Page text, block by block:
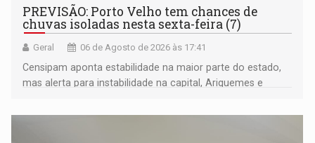
PREVISÃO: Porto Velho tem chances de
chuvas isoladas nesta sexta-feira (7)
Geral 06 de Agosto de 2026 às 17:41
Censipam aponta estabilidade na maior parte do estado,
mas alerta para instabilidade na capital, Ariquemes e